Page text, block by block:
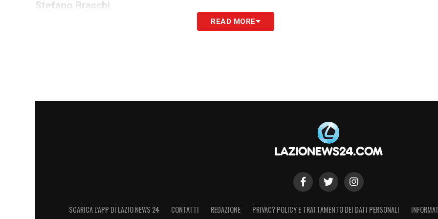
Stefano Braschi
Perché la FIGC ha accelerato i tempi
L’AIA entra così in una fase di transizione complessa: nelle prossime ore è attesa la
nomina del commissario incaricato di guidare l’associazione fuori da una delle crisi più
Romagnoli Al Sadd, si va verso la chiusura! I dettagli dell’operazione
READ MORE
SCARICA L’APP DI LAZIO NEWS 24 CONTATTI REDAZIONE PRIVACY POLICY E TRATTAMENTO DEI DATI PERSONALI